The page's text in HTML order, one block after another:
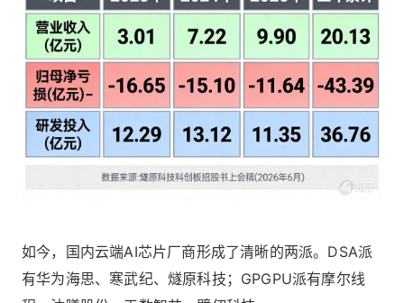
如今，国内云端AI芯片厂商形成了清晰的两派。DSA派
有华为海思、寒武纪、燧原科技；GPGPU派有摩尔线